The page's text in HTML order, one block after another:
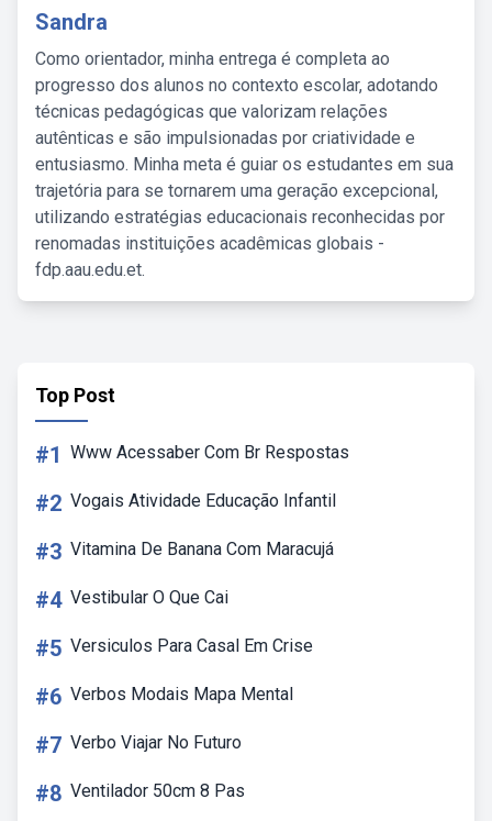
Sandra
Como orientador, minha entrega é completa ao
progresso dos alunos no contexto escolar, adotando
técnicas pedagógicas que valorizam relações
autênticas e são impulsionadas por criatividade e
entusiasmo. Minha meta é guiar os estudantes em sua
trajetória para se tornarem uma geração excepcional,
utilizando estratégias educacionais reconhecidas por
renomadas instituições acadêmicas globais -
fdp.aau.edu.et.
Top Post
#1 Www Acessaber Com Br Respostas
#2 Vogais Atividade Educação Infantil
#3 Vitamina De Banana Com Maracujá
#4 Vestibular O Que Cai
#5 Versiculos Para Casal Em Crise
#6 Verbos Modais Mapa Mental
#7 Verbo Viajar No Futuro
#8 Ventilador 50cm 8 Pas